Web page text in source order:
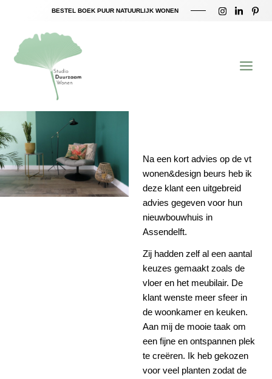
inhoud
BESTEL BOEK PUUR NATUURLIJK WONEN
Na een kort advies op de vt
wonen&design beurs heb ik
deze klant een uitgebreid
advies gegeven voor hun
nieuwbouwhuis in
Assendelft.
Zij hadden zelf al een aantal
keuzes gemaakt zoals de
vloer en het meubilair. De
klant wenste meer sfeer in
de woonkamer en keuken.
Aan mij de mooie taak om
een fijne en ontspannen plek
te creëren. Ik heb gekozen
voor veel planten zodat de